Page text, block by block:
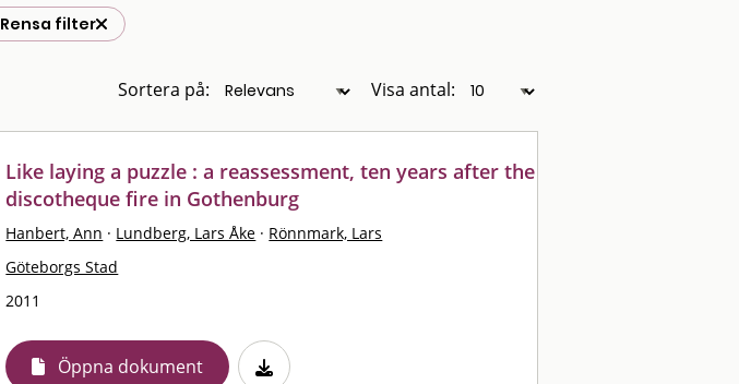
Rensa filter
Sortera på: Visa antal:
Like laying a puzzle : a reassessment, ten years after the
discotheque fire in Gothenburg
Hanbert, Ann · Lundberg, Lars Åke · Rönnmark, Lars
Göteborgs Stad
2011
Öppna dokument